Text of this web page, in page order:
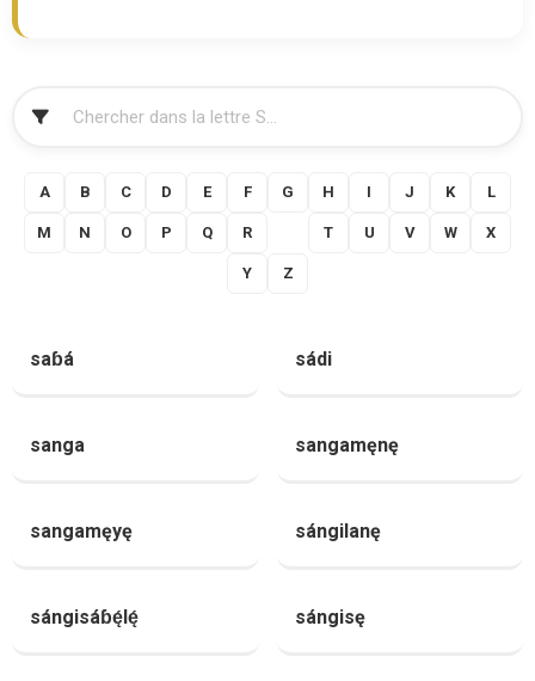
A B C D E F G H I J K L
M N O P Q R T U V W X
Y Z
saɓá sádi
sanga sangamęnę
sangamęyę sángilanę
sángisáɓę́lę́ sángisę